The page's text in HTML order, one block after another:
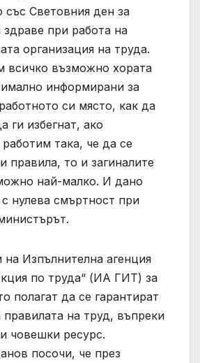
Световния ден за
здраве при работа на
организация на труда.
всичко възможно хората
информирани за
си място, как да
ги избегнат, ако
така, че да се
правила, то и загиналите
най-малко. И дано
нулева смъртност при
на Изпълнителна агенция
по труда“ (ИА ГИТ) за
полагат да се гарантират
правилата на труд, въпреки
човешки ресурс.
посочи, че през